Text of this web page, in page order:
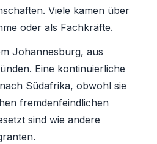
Viele kamen über
oder als Fachkräfte.
Johannesburg, aus
Eine kontinuierliche
Südafrika, obwohl sie
fremdenfeindlichen
sind wie andere